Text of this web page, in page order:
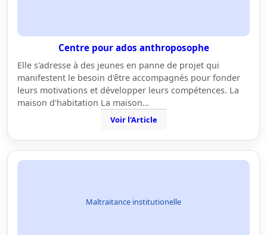
Centre pour ados anthroposophe
Elle s'adresse à des jeunes en panne de projet qui
manifestent le besoin d'être accompagnés pour fonder
leurs motivations et développer leurs compétences. La
maison d'habitation La maison…
Voir l'Article
Maltraitance institutionelle